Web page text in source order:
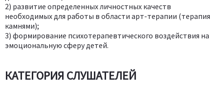
2) развитие определенных личностных качеств
необходимых для работы в области арт-терапии (терапия
камнями);
3) формирование психотерапевтического воздействия на
эмоциональную сферу детей.
КАТЕГОРИЯ СЛУШАТЕЛЕЙ